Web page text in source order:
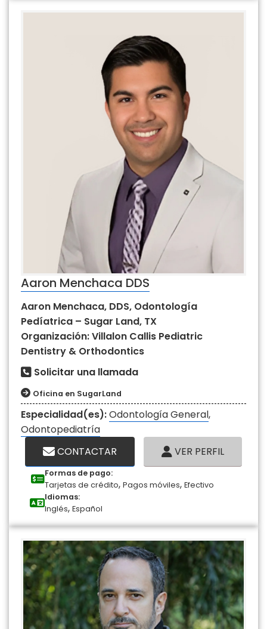
Aaron Menchaca DDS
Aaron Menchaca, DDS, Odontología
Pedíatrica – Sugar Land, TX
Organización: Villalon Callis Pediatric
Dentistry & Orthodontics
Solicitar una llamada
Oficina en SugarLand
Especialidad(es):Odontología General,
Odontopediatría
CONTACTAR
VER PERFIL
Formas de pago:
Tarjetas de crédito, Pagos móviles, Efectivo
Idiomas:
Inglés, Español